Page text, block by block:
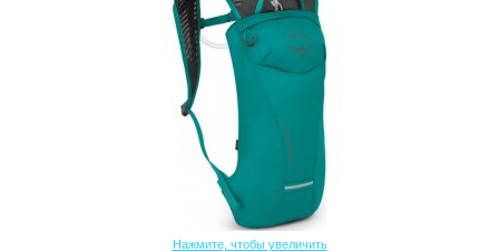
Нажмите, чтобы увеличить